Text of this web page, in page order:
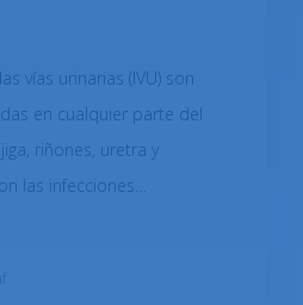
vías urinarias (IVU) son
en cualquier parte del
riñones, uretra y
las infecciones
mujeres adultas
60% de las mujeres).